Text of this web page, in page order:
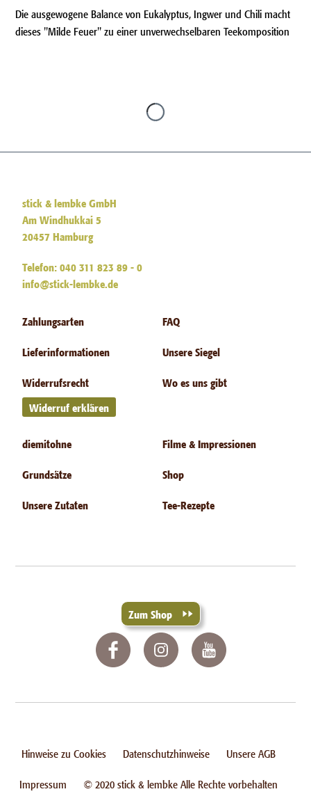
Die ausgewogene Balance von Eukalyptus, Ingwer und Chili macht
dieses "Milde Feuer" zu einer unverwechselbaren Teekomposition
stick & lembke GmbH
Am Windhukkai 5
20457 Hamburg
Telefon: 040 311 823 89 - 0
info@stick-lembke.de
Zahlungsarten
Lieferinformationen
Widerrufsrecht
Widerruf erklären
FAQ
Unsere Siegel
Wo es uns gibt
diemitohne
Grundsätze
Unsere Zutaten
Filme & Impressionen
Shop
Tee-Rezepte
Zum Shop
Hinweise zu Cookies Datenschutzhinweise Unsere AGB
Impressum © 2020 stick & lembke Alle Rechte vorbehalten